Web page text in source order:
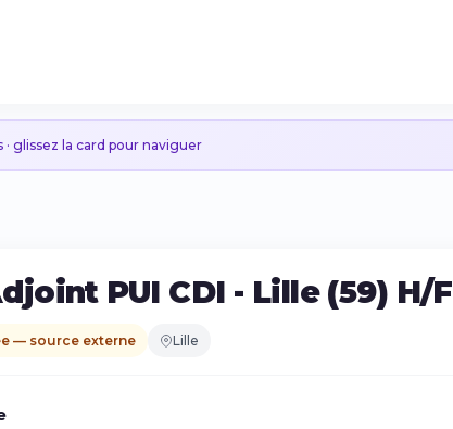
glissez la card pour naviguer
PUI CDI - Lille (59) H/F
— source externe Lille